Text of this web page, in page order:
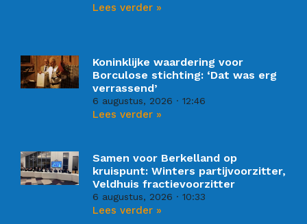
Lees verder »
Koninklijke waardering voor
Borculose stichting: ‘Dat was erg
verrassend’
6 augustus, 2026 12:46
Lees verder »
Samen voor Berkelland op
kruispunt: Winters partijvoorzitter,
Veldhuis fractievoorzitter
6 augustus, 2026 10:33
Lees verder »